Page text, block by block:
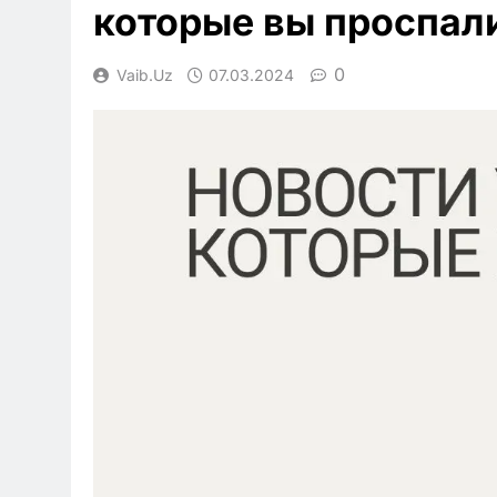
которые вы
Vaib.uz 07.03.2024 0